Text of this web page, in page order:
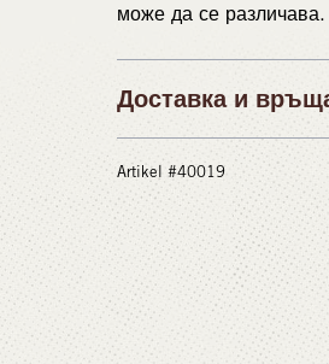
може да се различава.
Доставка и
Artikel #40019